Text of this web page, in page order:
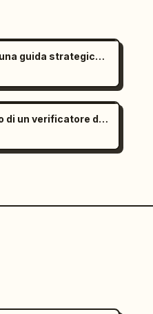
Nano Banana Pro Prompt per una guida strategica di gioco
Ritratto infografico futuristico di un verificatore dell'età facciale